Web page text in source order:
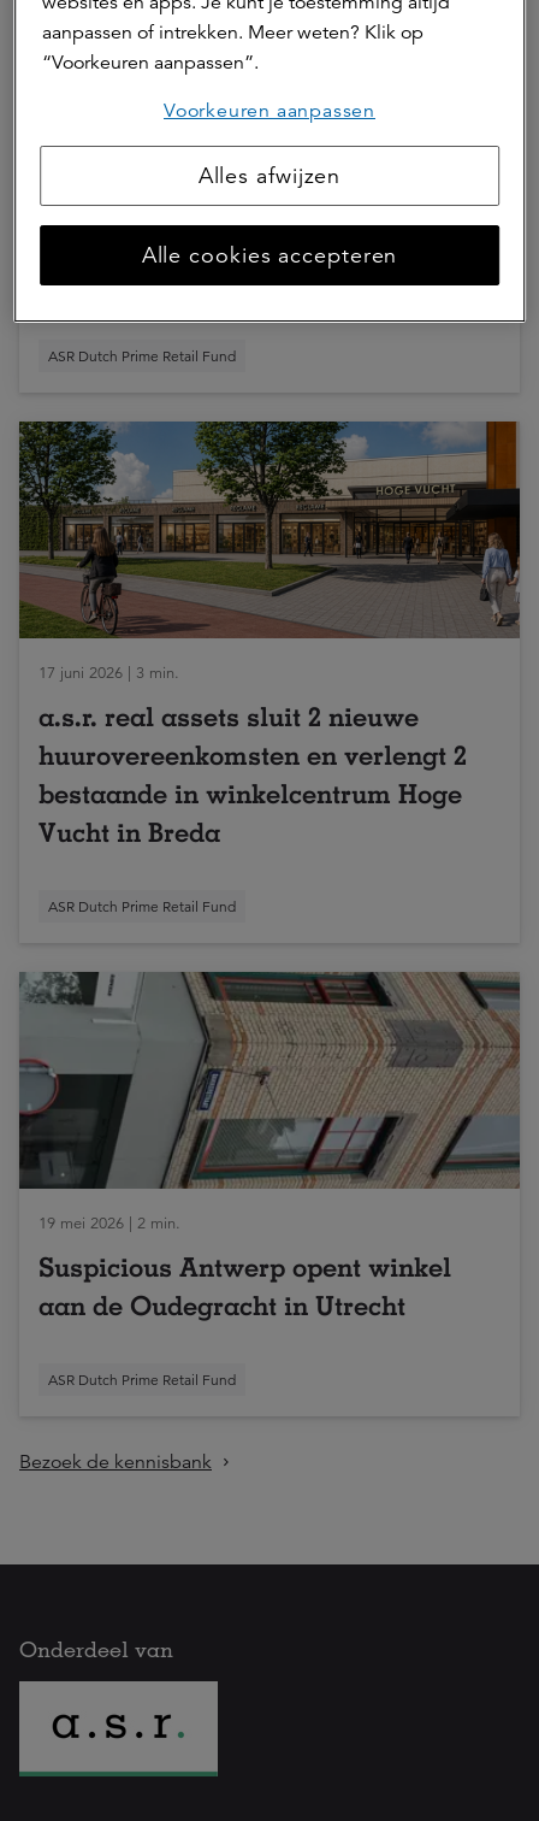
30 juni 2026 | 1 min.
Kim Rimmelzwaan nieuwe asset
manager Retail bij a.s.r. real assets
ASR Dutch Prime Retail Fund
17 juni 2026 | 3 min.
a.s.r. real assets sluit 2 nieuwe
huurovereenkomsten en verlengt 2
bestaande in winkelcentrum Hoge
Vucht in Breda
ASR Dutch Prime Retail Fund
19 mei 2026 | 2 min.
Suspicious Antwerp opent winkel
aan de Oudegracht in Utrecht
ASR Dutch Prime Retail Fund
Bezoek de kennisbank
Onderdeel van
aanpassen of intrekken. Meer weten? Klik op
“Voorkeuren aanpassen”.
Voorkeuren aanpassen
Alles afwijzen
Alle cookies accepteren